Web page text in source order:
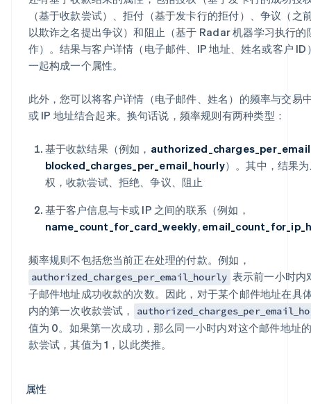
（基于收款尝试）、拒付（基于发卡行的拒付）、争议（之
以欺诈之名提出争议）和阻止（基于 Radar 机器学习执行的
作）。结果与客户详情（电子邮件、IP 地址、姓名或客户 ID
一起构成一个属性。
此外，您可以将客户详情（电子邮件、姓名）的频率与交易
或 IP 地址结合起来。换句话说，频率规则有两种类型：
基于收款结果（例如，
blocked_charges_per_email_hourly）。其中，结果
权，收款尝试、拒绝、争议、阻止
基于客户信息与卡或 IP 之间的联系（例如，
name_count_for_card_weekly,
频率规则不包括您当前正在处理的付款。例如，
authorized_charges_per_email_hourly 表示前一小时内
子邮件地址成功收款的次数。因此，对于某个邮件地址在具
内的第一次收款尝试，
值为 0。如果第一次成功，那么同一小时内对这个邮件地址
款尝试，其值为 1，以此类推。
属性